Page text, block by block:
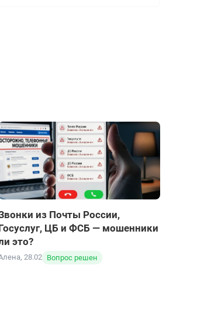
шаблонные оценка -2 !
связи! Деньги
жены, принудительно-
в других непонятных банках
в пользу банка. Моя
клиентам-закрывайте
из Почты России,
ЦБ и ФСБ — мошенники
это?
28.02 Вопрос решен